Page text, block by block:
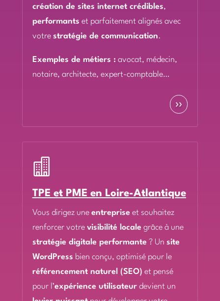
création de sites internet crédibles,
performants et parfaitement alignés avec
votre stratégie de communication.
Exemples de métiers : avocat, médecin,
notaire, architecte, expert-comptable…
››

TPE et PME en Loire-Atlantique
Vous dirigez une entreprise et souhaitez
renforcer votre visibilité locale grâce à une
stratégie digitale performante ? Un site
WordPress bien conçu, optimisé pour le
référencement naturel (SEO) et pensé
pour l’expérience utilisateurdevient un